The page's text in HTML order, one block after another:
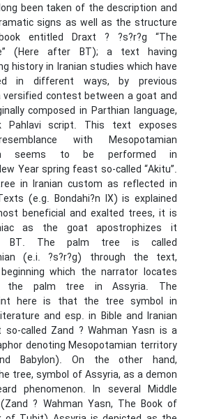
been taken of the description and
signs as well as the structure
entitled Draxt ? ?s?r?g “The
(Here after BT); a text having
history in Iranian studies which have
in different ways, by previous
versified contest between a goat and
composed in Parthian language,
Pahlavi script. This text exposes
with Mesopotamian
seems to be performed in
Year spring feast so-called “Akitu”.
in Iranian custom as reflected in
(e.g. Bondahi?n IX) is explained
beneficial and exalted trees, it is
as the goat apostrophizes it
BT. The palm tree is called
(e.i. ?s?r?g) through the text,
which the narrator locates
palm tree in Assyria. The
here is that the tree symbol in
and esp. in Bible and Iranian
so-called Zand ? Wahman Yasn is a
denoting Mesopotamian territory
Babylon). On the other hand,
tree, symbol of Assyria, as a demon
phenomenon. In several Middle
? Wahman Yasn, The Book of